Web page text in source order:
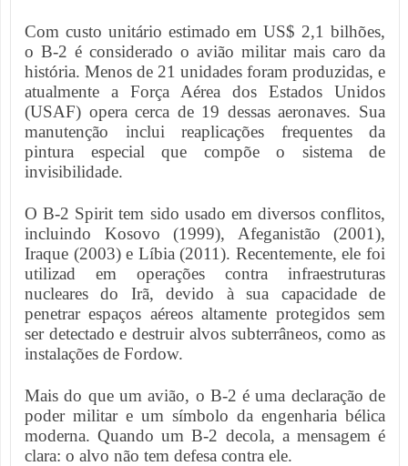
Com custo unitário estimado em US$ 2,1 bilhões,
o B-2 é considerado o avião militar mais caro da
história. Menos de 21 unidades foram produzidas, e
atualmente a Força Aérea dos Estados Unidos
(USAF) opera cerca de 19 dessas aeronaves. Sua
manutenção inclui reaplicações frequentes da
pintura especial que compõe o sistema de
invisibilidade.
O B-2 Spirit tem sido usado em diversos conflitos,
incluindo Kosovo (1999), Afeganistão (2001),
Iraque (2003) e Líbia (2011). Recentemente, ele foi
utilizad em operações contra infraestruturas
nucleares do Irã, devido à sua capacidade de
penetrar espaços aéreos altamente protegidos sem
ser detectado e destruir alvos subterrâneos, como as
instalações de Fordow.
Mais do que um avião, o B-2 é uma declaração de
poder militar e um símbolo da engenharia bélica
moderna. Quando um B-2 decola, a mensagem é
clara: o alvo não tem defesa contra ele.